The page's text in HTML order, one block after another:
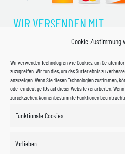
Cookie-Zustimmung
Wir verwenden Technologien wie Cookies, um
zuzugreifen. Wir tun dies, um das Surferlebnis zu
anzuzeigen. Wenn Sie diesen Technologien zustimmen,
oder eindeutige IDs auf dieser Website verarbeiten.
zurückziehen, können bestimmte Funktionen
Funktionale Cookies
Vorlieben
WIR VERSENDEN MIT